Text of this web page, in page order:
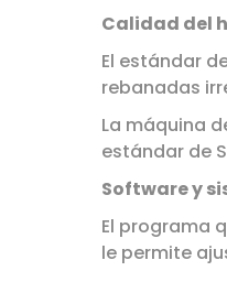
Calidad del
El estándar
rebanadas
La máquina
estándar de
Software y
El programa
le permite